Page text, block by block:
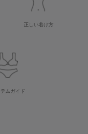
正しい着け方
ムガイド